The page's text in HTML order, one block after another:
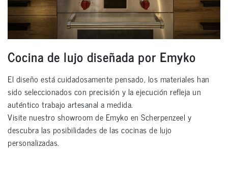
Cocina de lujo diseñada por Emyko
El diseño está cuidadosamente pensado, los materiales han
sido seleccionados con precisión y la ejecución refleja un
auténtico trabajo artesanal a medida.
Visite nuestro showroom de Emyko en Scherpenzeel y
descubra las posibilidades de las cocinas de lujo
personalizadas.